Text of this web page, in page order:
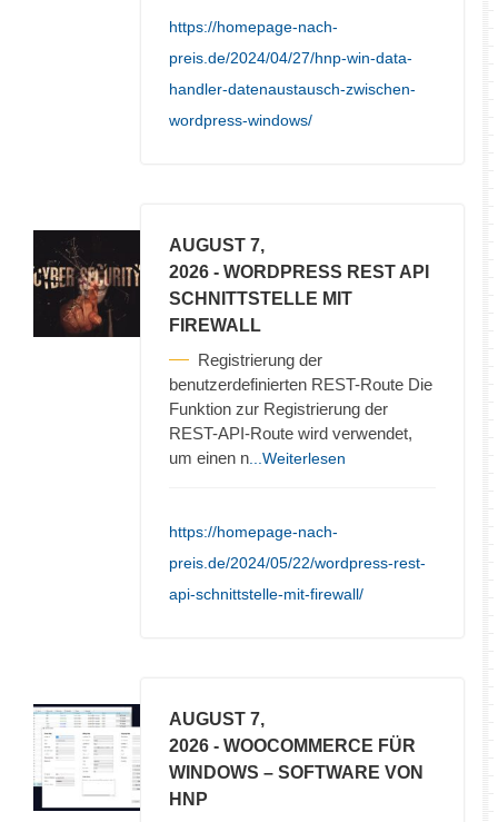
https://homepage-nach-
preis.de/2024/04/27/hnp-win-data-
handler-datenaustausch-zwischen-
wordpress-windows/
AUGUST 7,
2026 - WORDPRESS REST API
SCHNITTSTELLE MIT
FIREWALL
Registrierung der
benutzerdefinierten REST-Route Die
Funktion zur Registrierung der
REST-API-Route wird verwendet,
um einen n ...Weiterlesen
https://homepage-nach-
preis.de/2024/05/22/wordpress-rest-
api-schnittstelle-mit-firewall/
AUGUST 7,
2026 - WOOCOMMERCE FÜR
WINDOWS – SOFTWARE VON
HNP